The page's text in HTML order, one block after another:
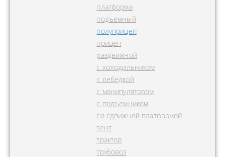
платформа
подъемный
полуприцеп
прицеп
раздвижной
с холодильником
с лебедкой
с манипулятором
с подъемником
со сдвижной платформой
тент
трактор
трубовоз